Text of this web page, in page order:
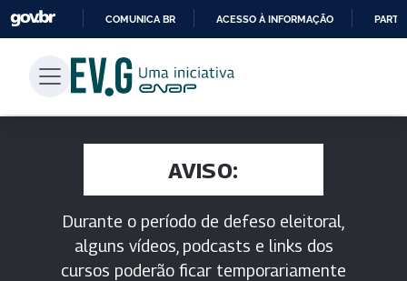
PARA
CONTEÚDO
COMUNICA BR ACESSO À INFORMAÇÃO
AVISO:
Durante o período de defeso eleitoral,
alguns vídeos, podcasts e links dos
cursos poderão ficar temporariamente